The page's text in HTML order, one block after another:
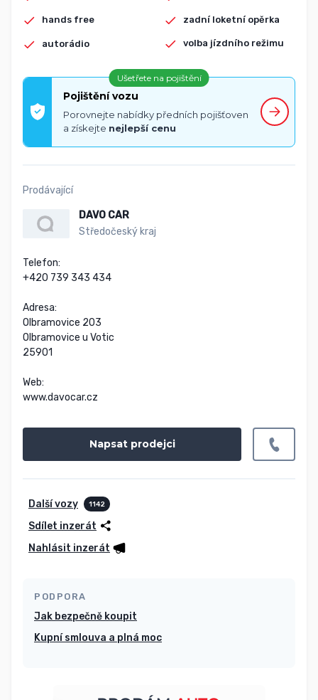
hands free
autorádio
zadní loketní opěrka
volba jízdního režimu
Ušetřete na pojištění
Pojištění vozu
Porovnejte nabídky předních pojišťoven
a získejte nejlepší cenu
Prodávající
DAVO CAR
Středočeský kraj
Telefon:
+420 739 343 434
Adresa:
Olbramovice 203
Olbramovice u Votic
25901
Web:
www.davocar.cz
Napsat prodejci
Další vozy 1142
Sdílet inzerát
Nahlásit inzerát
PODPORA
Jak bezpečně koupit
Kupní smlouva a plná moc